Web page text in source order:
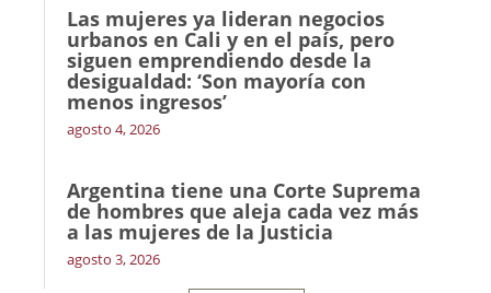
Las mujeres ya lideran negocios
urbanos en Cali y en el país, pero
siguen emprendiendo desde la
desigualdad: ‘Son mayoría con
menos ingresos’
agosto 4, 2026
Argentina tiene una Corte Suprema
de hombres que aleja cada vez más
a las mujeres de la Justicia
agosto 3, 2026